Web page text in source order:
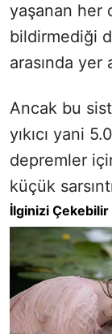
yaşanan her
bildirmediği
arasında yer
Ancak bu
yıkıcı yani
depremler
küçük